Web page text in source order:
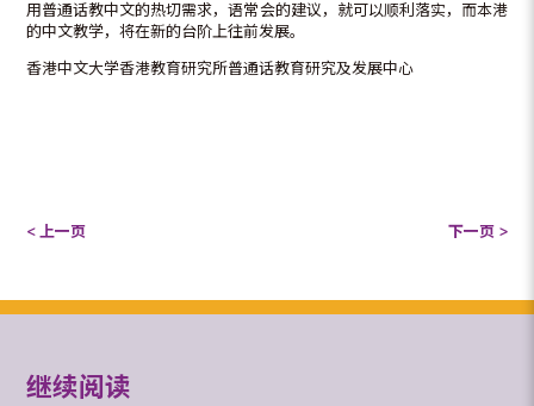
用普通话教中文的热切需求，语常会的建议，就可以顺利落实，而本港
的中文教学，将在新的台阶上往前发展。
香港中文大学香港教育研究所普通话教育研究及发展中心
< 上一页 下一页 >
继续阅读